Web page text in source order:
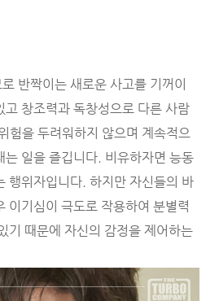
반짝이는 새로운 사고를 기꺼이
고 창조력과 독창성으로 다른 사람
험을 두려워하지 않으며 계속적으
는 일을 즐깁니다. 비유하자면 능동
행위자입니다. 하지만 자신들의 바
이기심이 극도로 작용하여 분별력
기 때문에 자신의 감정을 제어하는